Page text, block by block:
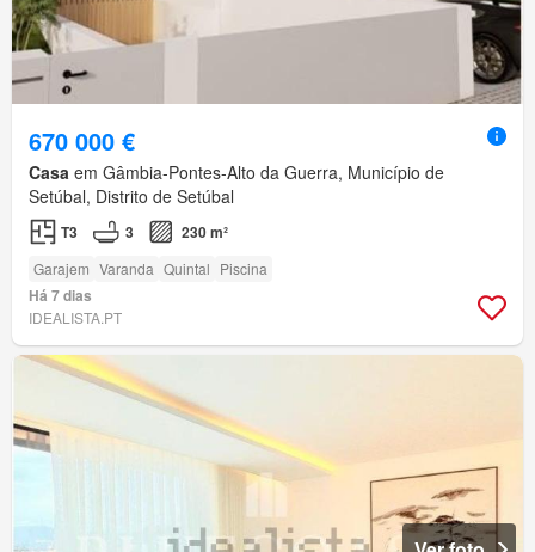
670 000 €
Casa em Gâmbia-Pontes-Alto da Guerra, Município de
Setúbal, Distrito de Setúbal
T3 3 230 m²
Garajem Varanda Quintal Piscina
Há 7 dias
IDEALISTA.PT